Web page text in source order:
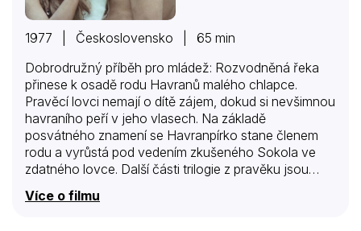
1977 | Československo | 65 min
Dobrodružný příběh pro mládež: Rozvodněná řeka
přinese k osadě rodu Havranů malého chlapce.
Pravěcí lovci nemají o dítě zájem, dokud si nevšimnou
havraního peří v jeho vlasech. Na základě
posvátného znamení se Havranpírko stane členem
rodu a vyrůstá pod vedením zkušeného Sokola ve
zdatného lovce. Další části trilogie z pravěku jsou
Více o filmu